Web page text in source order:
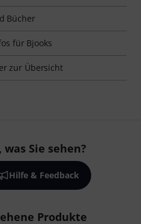
Bücher
für Bjooks
zur Übersicht
Sie sehen?
Hilfe & Feedback
Produkte